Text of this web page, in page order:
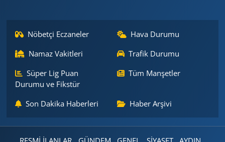
Nöbetçi Eczaneler
Hava Durumu
Namaz Vakitleri
Trafik Durumu
Süper Lig Puan
Durumu ve Fikstür
Tüm Manşetler
Son Dakika Haberleri Haber Arşivi